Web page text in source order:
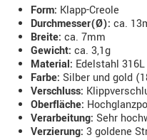
Form: Klapp-Creole
Durchmesser(Ø): ca.
Breite: ca. 7mm
Gewicht: ca. 3,1g
Material: Edelstahl
Farbe: Silber und gold
Verschluss:
Oberfläche:
Verarbeitung: Sehr
Verzierung: 3 goldene